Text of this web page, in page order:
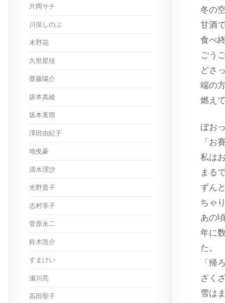
冬の
甘酒
食べ
ごう
どさ
端の
燃え
ぼお
「お
私は
まる
ずん
ちゃ
あの
年に
た。
「帰
ざく
雪は
片岡サチ
川俣しのぶ
木野花
久世星佳
齋藤陽介
坂本真綾
坂本美雨
澤田由紀子
地曵豪
清水理沙
光野貴子
志村享子
菅原永二
鈴木浩介
すまけい
瀬川亮
高田聖子